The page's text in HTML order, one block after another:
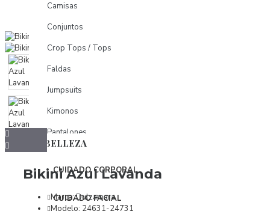
Camisas
Conjuntos
Crop Tops / Tops
Faldas
Jumpsuits
Kimonos
Pantalones
Shorts
Tunicas
BELLEZA
CUIDADO CORPORAL
CUIDADO FACIAL
Bikini Azul Lavanda
Marca:Dulzamara
Modelo: 24631-24731